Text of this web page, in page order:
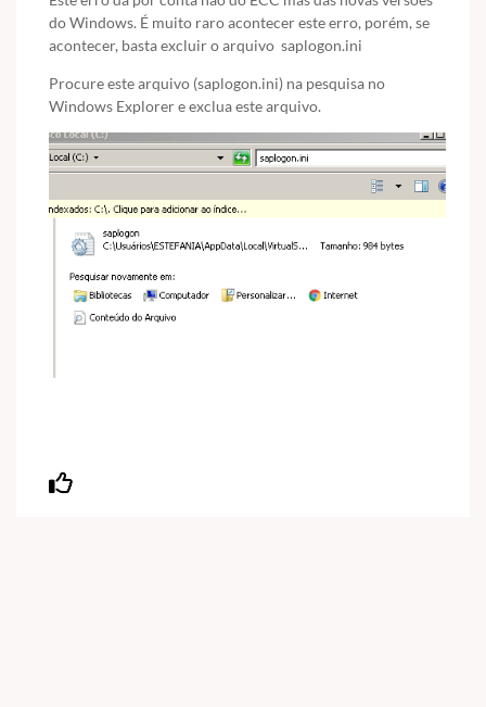
do Windows. É muito raro acontecer este erro, porém, se
acontecer, basta excluir o arquivo saplogon.ini
Procure este arquivo (saplogon.ini) na pesquisa no
Windows Explorer e exclua este arquivo.